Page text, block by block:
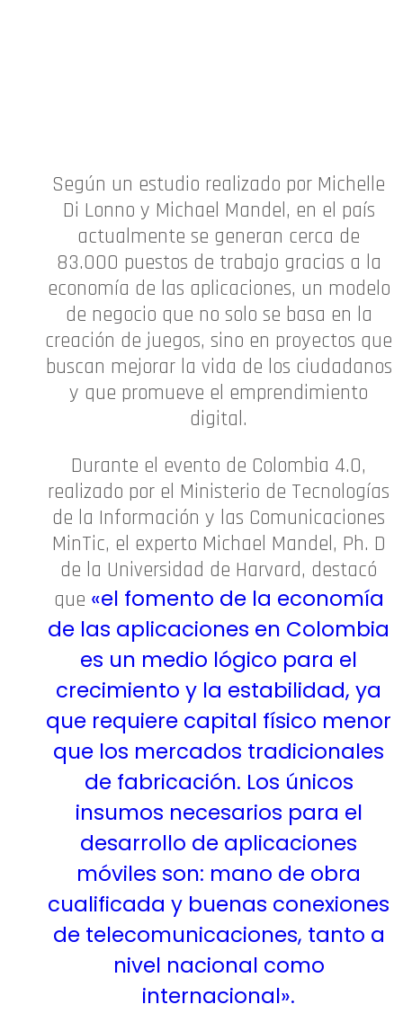
Según un estudio realizado por Michelle
Di Lonno y Michael Mandel, en el país
actualmente se generan cerca de
83.000 puestos de trabajo gracias a la
economía de las aplicaciones, un modelo
de negocio que no solo se basa en la
creación de juegos, sino en proyectos que
buscan mejorar la vida de los ciudadanos
y que promueve el emprendimiento
digital.
Durante el evento de Colombia 4.0,
realizado por el Ministerio de Tecnologías
de la Información y las Comunicaciones
MinTic, el experto Michael Mandel, Ph. D
de la Universidad de Harvard, destacó
que «el fomento de la economía
de las aplicaciones en Colombia
es un medio lógico para el
crecimiento y la estabilidad, ya
que requiere capital físico menor
que los mercados tradicionales
de fabricación. Los únicos
insumos necesarios para el
desarrollo de aplicaciones
móviles son: mano de obra
cualificada y buenas conexiones
de telecomunicaciones, tanto a
nivel nacional como
internacional».